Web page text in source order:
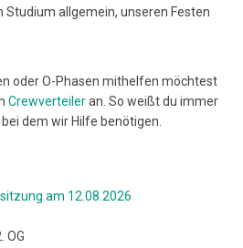
allgemein, unseren Festen
oder O-Phasen mithelfen möchtest
Crewverteileran. So weißt du immer
dem wir Hilfe benötigen.
am 12.08.2026
OG